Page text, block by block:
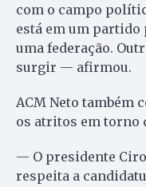
com o campo
está em um partido
uma federação.
surgir — afirmou.
ACM Neto também
os atritos em torno
— O presidente
respeita a